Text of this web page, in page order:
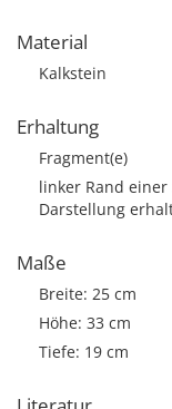
Material
Kalkstein
Erhaltung
Fragment(e)
linker Rand
Darstellung
Maße
Breite: 25 cm
Höhe: 33 cm
Tiefe: 19 cm